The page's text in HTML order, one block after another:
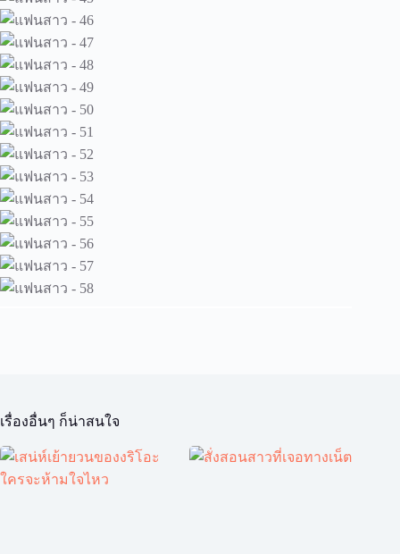
เรื่องอื่นๆ ก็น่าสนใจ